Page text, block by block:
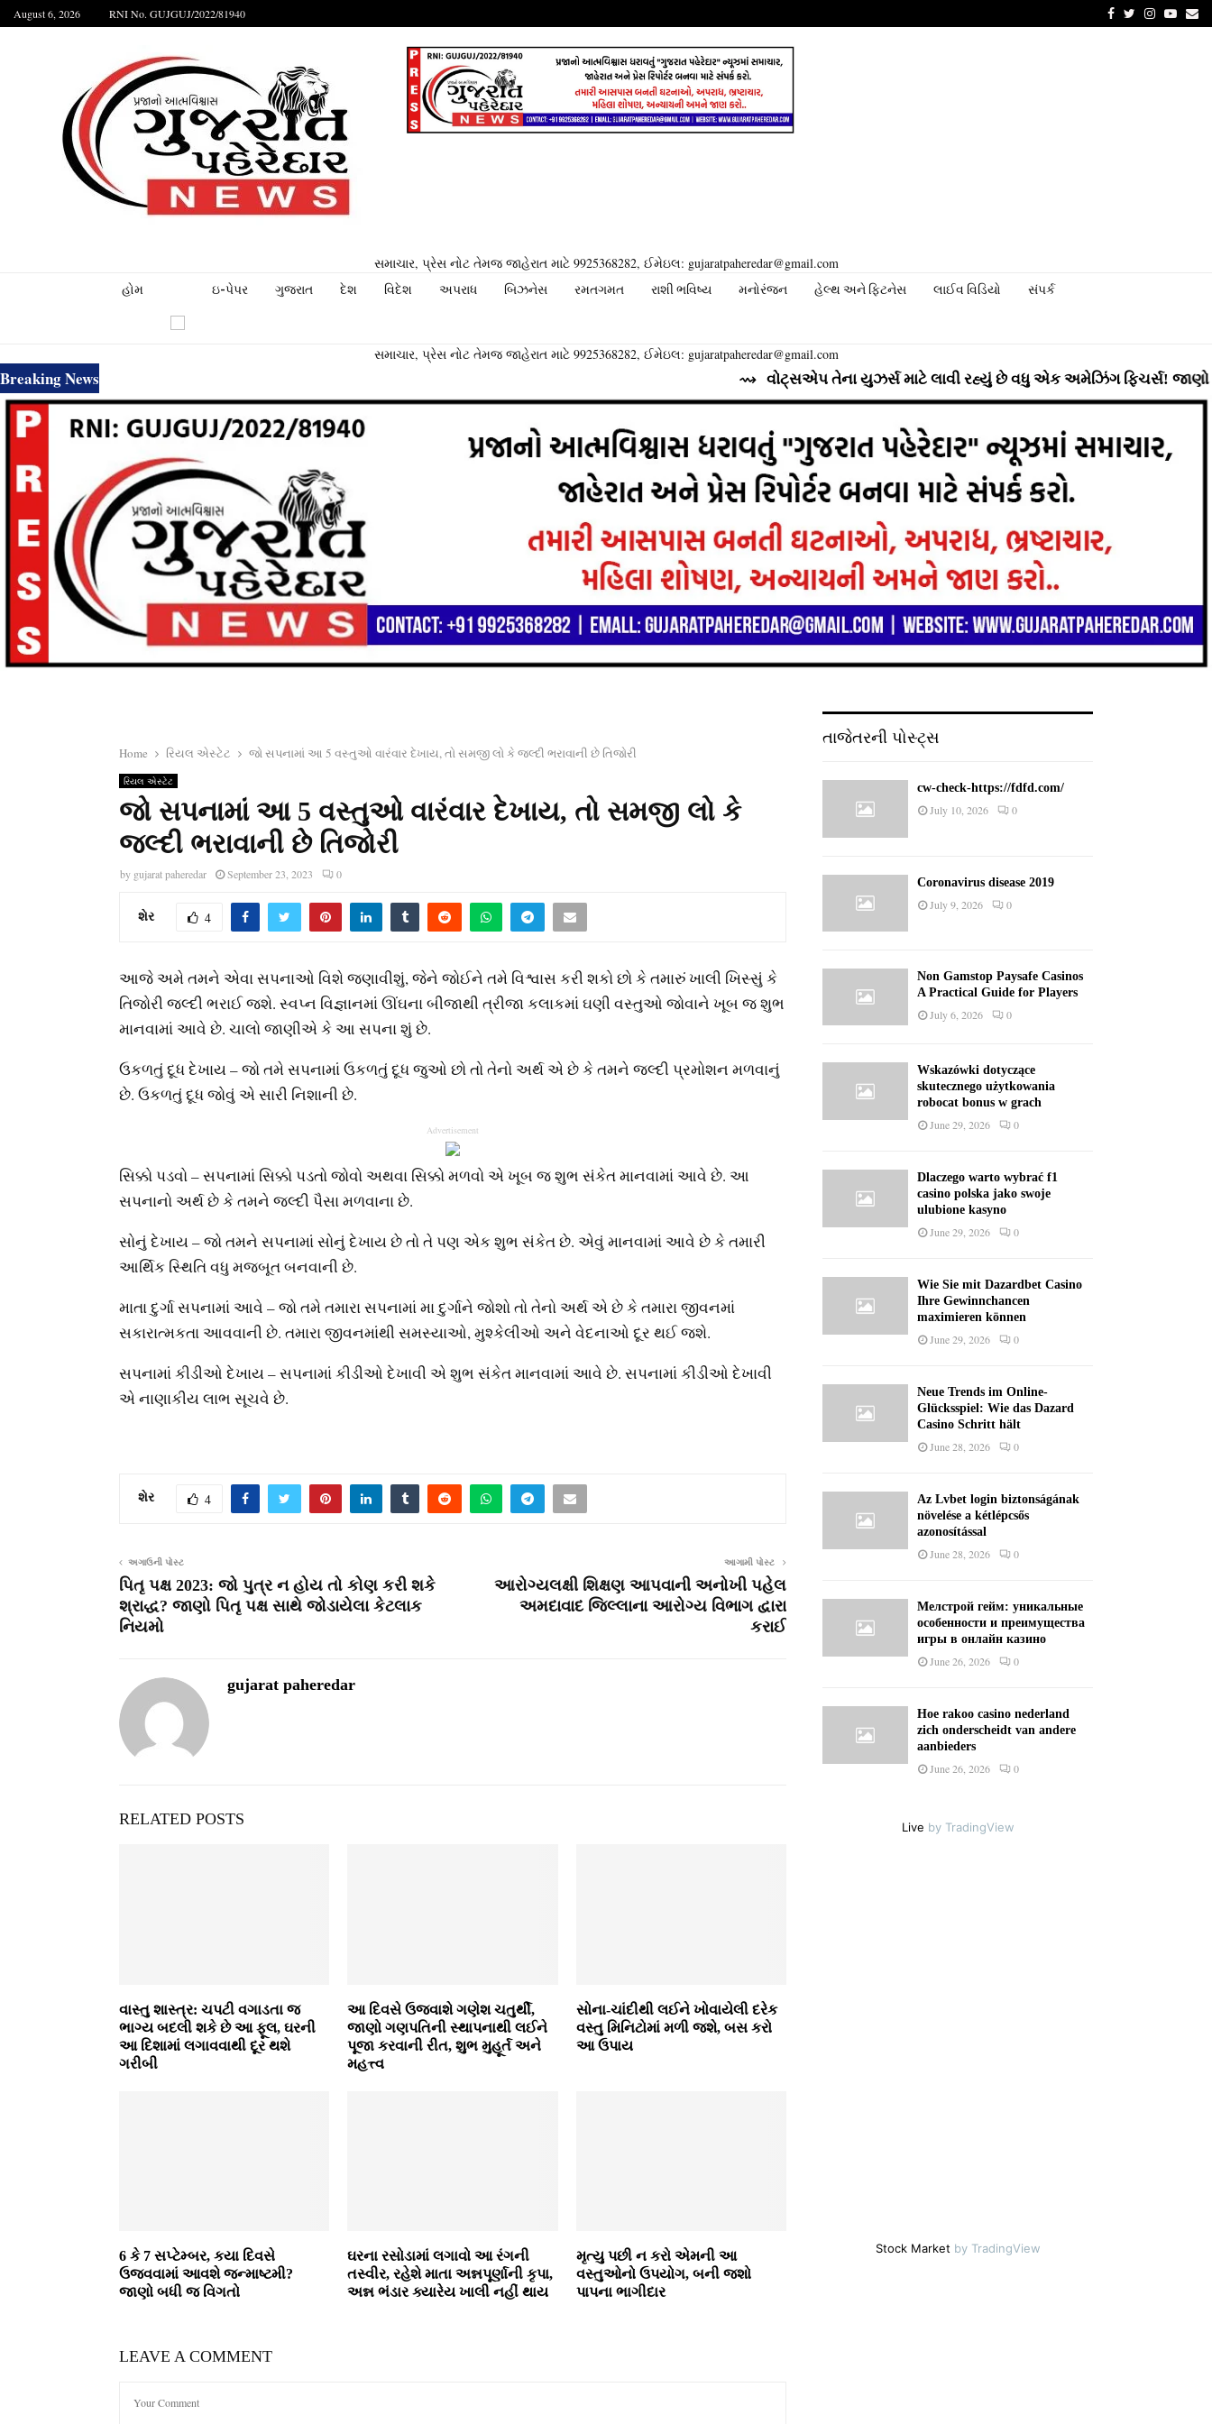
August 6, 2026 RNI No. GUJGUJ/2022/81940 FacebookTwitter
Instagram
સમાચાર, પ્રેસ નોટ તેમજ જાહેરાત માટે 9925368282, ઈમેઇલ: gujaratpaheredar@gmail.com
હોમ ઇ-પેપર ગુજરાત દેશ વિદેશ અપરાધ બિઝનેસ રમતગમત રાશી ભવિષ્ય મનોરંજન હેલ્થ અને ફિટનેસ લાઈવ વિડિયો સંપર્ક
સમાચાર, પ્રેસ નોટ તેમજ જાહેરાત માટે 9925368282, ઈમેઇલ: gujaratpaheredar@gmail.com
Breaking News ⇝ વોટ્સએપ તેના યુઝર્સ માટે લાવી રહ્યું છે વધુ એક અમેઝિંગ ફિચર્સ! જાણો સંપૂર્ણ
Home રિયલ એસ્ટેટ જો સપનામાં આ 5 વસ્તુઓ વારંવાર દેખાય, તો સમજી લો કે જલ્દી ભરાવાની છે તિજોરી
રિયલ એસ્ટેટ
જો સપનામાં આ 5 વસ્તુઓ વારંવાર દેખાય, તો સમજી લો કે
જલ્દી ભરાવાની છે તિજોરી
by gujarat paheredar September 23, 2023 0
શેર 4
આજે અમે તમને એવા સપનાઓ વિશે જણાવીશું, જેને જોઈને તમે વિશ્વાસ કરી શકો છો કે તમારું ખાલી ખિસ્સું કે
તિજોરી જલ્દી ભરાઈ જશે. સ્વપ્ન વિજ્ઞાનમાં ઊંઘના બીજાથી ત્રીજા કલાકમાં ઘણી વસ્તુઓ જોવાને ખૂબ જ શુભ
માનવામાં આવે છે. ચાલો જાણીએ કે આ સપના શું છે.
ઉકળતું દૂધ દેખાય – જો તમે સપનામાં ઉકળતું દૂધ જુઓ છો તો તેનો અર્થ એ છે કે તમને જલ્દી પ્રમોશન મળવાનું
છે. ઉકળતું દૂધ જોવું એ સારી નિશાની છે.
Advertisement
સિક્કો પડવો – સપનામાં સિક્કો પડતો જોવો અથવા સિક્કો મળવો એ ખૂબ જ શુભ સંકેત માનવામાં આવે છે. આ
સપનાનો અર્થ છે કે તમને જલ્દી પૈસા મળવાના છે.
સોનું દેખાય – જો તમને સપનામાં સોનું દેખાય છે તો તે પણ એક શુભ સંકેત છે. એવું માનવામાં આવે છે કે તમારી
આર્થિક સ્થિતિ વધુ મજબૂત બનવાની છે.
માતા દુર્ગા સપનામાં આવે – જો તમે તમારા સપનામાં મા દુર્ગાને જોશો તો તેનો અર્થ એ છે કે તમારા જીવનમાં
સકારાત્મકતા આવવાની છે. તમારા જીવનમાંથી સમસ્યાઓ, મુશ્કેલીઓ અને વેદનાઓ દૂર થઈ જશે.
સપનામાં કીડીઓ દેખાય – સપનામાં કીડીઓ દેખાવી એ શુભ સંકેત માનવામાં આવે છે. સપનામાં કીડીઓ દેખાવી
એ નાણાકીય લાભ સૂચવે છે.
શેર 4
અગાઉની પોસ્ટ
પિતૃ પક્ષ 2023: જો પુત્ર ન હોય તો કોણ કરી શકે
શ્રાદ્ધ? જાણો પિતૃ પક્ષ સાથે જોડાયેલા કેટલાક
નિયમો
આગામી પોસ્ટ
આરોગ્યલક્ષી શિક્ષણ આપવાની અનોખી પહેલ
અમદાવાદ જિલ્લાના આરોગ્ય વિભાગ દ્વારા
કરાઈ
gujarat paheredar
RELATED POSTS
વાસ્તુ શાસ્ત્ર: ચપટી વગાડતા જ
ભાગ્ય બદલી શકે છે આ ફૂલ, ઘરની
આ દિશામાં લગાવવાથી દૂર થશે
ગરીબી
આ દિવસે ઉજવાશે ગણેશ ચતુર્થી,
જાણો ગણપતિની સ્થાપનાથી લઈને
પૂજા કરવાની રીત, શુભ મુહૂર્ત અને
મહત્ત્વ
સોના-ચાંદીથી લઈને ખોવાયેલી દરેક
વસ્તુ મિનિટોમાં મળી જશે, બસ કરો
આ ઉપાય
6 કે 7 સપ્ટેમ્બર, કયા દિવસે
ઉજવવામાં આવશે જન્માષ્ટમી?
જાણો બધી જ વિગતો
ઘરના રસોડામાં લગાવો આ રંગની
તસ્વીર, રહેશે માતા અન્નપૂર્ણાની કૃપા,
અન્ન ભંડાર ક્યારેય ખાલી નહીં થાય
મૃત્યુ પછી ન કરો એમની આ
વસ્તુઓનો ઉપયોગ, બની જશો
પાપના ભાગીદાર
LEAVE A COMMENT
તાજેતરની પોસ્ટ્સ
cw-check-https://fdfd.com/
July 10, 2026 0
Coronavirus disease 2019
July 9, 2026 0
Non Gamstop Paysafe Casinos
A Practical Guide for Players
July 6, 2026 0
Wskazówki dotyczące
skutecznego użytkowania
robocat bonus w grach
June 29, 2026 0
Dlaczego warto wybrać f1
casino polska jako swoje
ulubione kasyno
June 29, 2026 0
Wie Sie mit Dazardbet Casino
Ihre Gewinnchancen
maximieren können
June 29, 2026 0
Neue Trends im Online-
Glücksspiel: Wie das Dazard
Casino Schritt hält
June 28, 2026 0
Az Lvbet login biztonságának
növelése a kétlépcsős
azonosítással
June 28, 2026 0
Мелстрой гейм: уникальные
особенности и преимущества
игры в онлайн казино
June 26, 2026 0
Hoe rakoo casino nederland
zich onderscheidt van andere
aanbieders
June 26, 2026 0
Live by TradingView
Stock Marketby TradingView